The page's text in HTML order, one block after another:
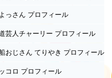
っさん プロフィール
芸人チャーリー プロフィール
おじさん てりやき プロフィール
コロ プロフィール